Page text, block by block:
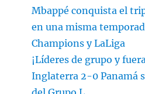
Mbappé conquista el
en una misma
Champions y LaLiga
¡Líderes de grupo y
Inglaterra 2-0 Panamá